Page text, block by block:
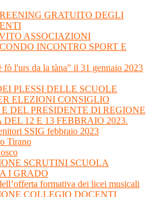
GRATUITO DEGLI
ASSOCIAZIONI
INCONTRO SPORT E
l'urs da la tàna" il 31 gennaio 2023
PLESSI DELLE SCUOLE
ELEZIONI CONSIGLIO
DEL PRESIDENTE DI REGIONE
12 E 13 FEBBRAIO 2023.
SSIG febbraio 2023
Tirano
SCRUTINI SCUOLA
I GRADO
formativa dei licei musicali
COLLEGIO DOCENTI